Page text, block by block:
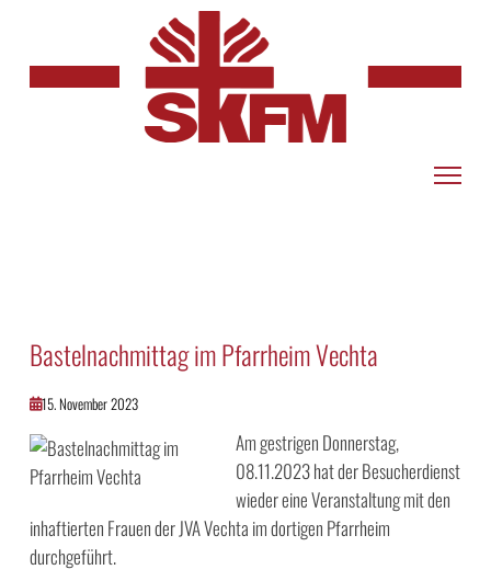
Bastelnachmittag im Pfarrheim Vechta
15. November 2023
Am gestrigen Donnerstag,
08.11.2023 hat der Besucherdienst
wieder eine Veranstaltung mit den
inhaftierten Frauen der JVA Vechta im dortigen Pfarrheim
durchgeführt.